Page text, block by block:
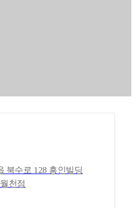
북수로 128 흥인빌딩
천점